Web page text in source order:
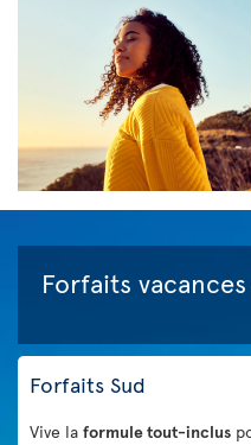
Forfaits
Forfaits Sud
Vive la formule tout-inclus